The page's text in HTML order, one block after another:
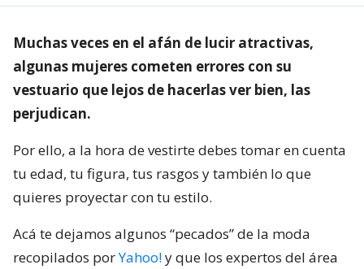
Muchas veces en el afán de lucir atractivas,
algunas mujeres cometen errores con su
vestuario que lejos de hacerlas ver bien, las
perjudican.
Por ello, a la hora de vestirte debes tomar en cuenta
tu edad, tu figura, tus rasgos y también lo que
quieres proyectar con tu estilo.
Acá te dejamos algunos “pecados” de la moda
recopilados porYahoo!y que los expertos del área